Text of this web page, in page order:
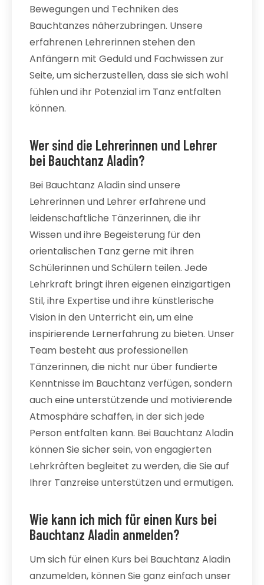
Bewegungen und Techniken des
Bauchtanzes näherzubringen. Unsere
erfahrenen Lehrerinnen stehen den
Anfängern mit Geduld und Fachwissen zur
Seite, um sicherzustellen, dass sie sich wohl
fühlen und ihr Potenzial im Tanz entfalten
können.
Wer sind die Lehrerinnen und Lehrer
bei Bauchtanz Aladin?
Bei Bauchtanz Aladin sind unsere
Lehrerinnen und Lehrer erfahrene und
leidenschaftliche Tänzerinnen, die ihr
Wissen und ihre Begeisterung für den
orientalischen Tanz gerne mit ihren
Schülerinnen und Schülern teilen. Jede
Lehrkraft bringt ihren eigenen einzigartigen
Stil, ihre Expertise und ihre künstlerische
Vision in den Unterricht ein, um eine
inspirierende Lernerfahrung zu bieten. Unser
Team besteht aus professionellen
Tänzerinnen, die nicht nur über fundierte
Kenntnisse im Bauchtanz verfügen, sondern
auch eine unterstützende und motivierende
Atmosphäre schaffen, in der sich jede
Person entfalten kann. Bei Bauchtanz Aladin
können Sie sicher sein, von engagierten
Lehrkräften begleitet zu werden, die Sie auf
Ihrer Tanzreise unterstützen und ermutigen.
Wie kann ich mich für einen Kurs bei
Bauchtanz Aladin anmelden?
Um sich für einen Kurs bei Bauchtanz Aladin
anzumelden, können Sie ganz einfach unser